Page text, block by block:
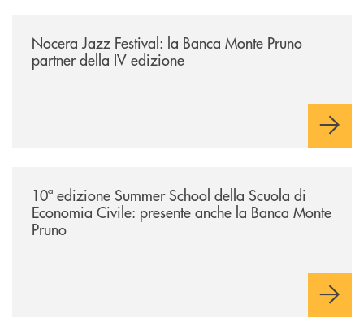
Nocera Jazz Festival: la Banca Monte Pruno
partner della IV edizione
10ª edizione Summer School della Scuola di
Economia Civile: presente anche la Banca Monte
Pruno